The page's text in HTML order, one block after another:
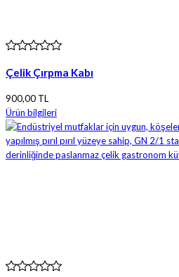
Çelik Çırpma Kabı
900,00 TL
Ürün bilgileri